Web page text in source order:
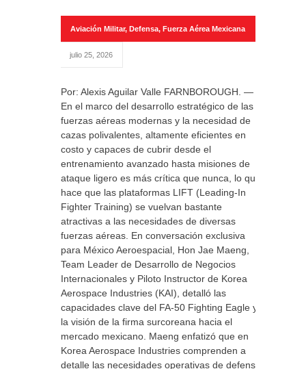
Aviación Militar, Defensa, Fuerza Aérea Mexicana
julio 25, 2026
Por: Alexis Aguilar Valle FARNBOROUGH. —
En el marco del desarrollo estratégico de las
fuerzas aéreas modernas y la necesidad de
cazas polivalentes, altamente eficientes en
costo y capaces de cubrir desde el
entrenamiento avanzado hasta misiones de
ataque ligero es más crítica que nunca, lo que
hace que las plataformas LIFT (Leading-In
Fighter Training) se vuelvan bastante
atractivas a las necesidades de diversas
fuerzas aéreas. En conversación exclusiva
para México Aeroespacial, Hon Jae Maeng,
Team Leader de Desarrollo de Negocios
Internacionales y Piloto Instructor de Korea
Aerospace Industries (KAI), detalló las
capacidades clave del FA-50 Fighting Eagle y
la visión de la firma surcoreana hacia el
mercado mexicano. Maeng enfatizó que en
Korea Aerospace Industries comprenden a
detalle las necesidades operativas de defensa